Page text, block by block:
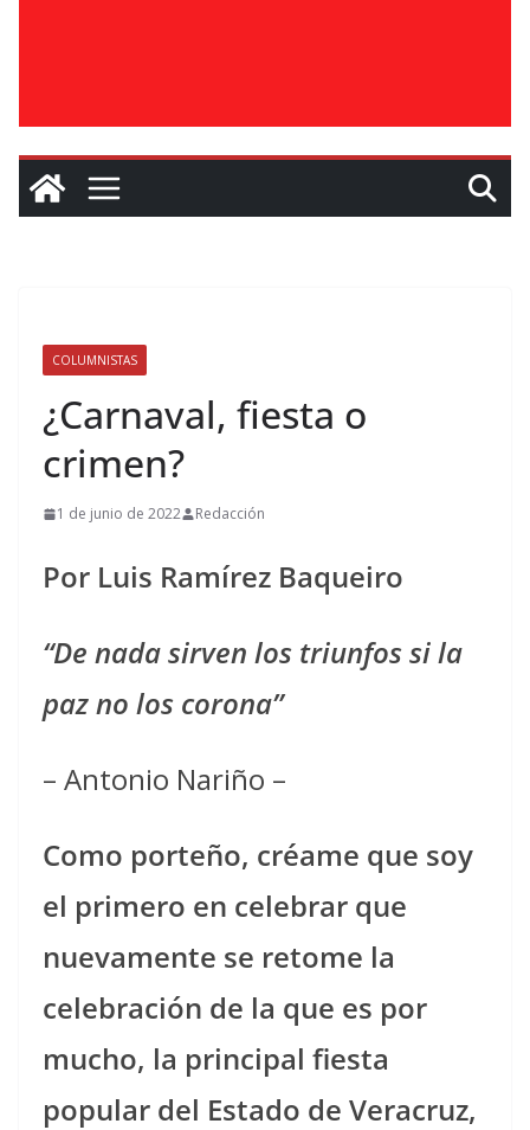
COLUMNISTAS
¿Carnaval, fiesta o
crimen?
1 de junio de 2022 Redacción
Por Luis Ramírez Baqueiro
“De nada sirven los triunfos si la
paz no los corona”
– Antonio Nariño –
Como porteño, créame que soy
el primero en celebrar que
nuevamente se retome la
celebración de la que es por
mucho, la principal fiesta
popular del Estado de Veracruz,